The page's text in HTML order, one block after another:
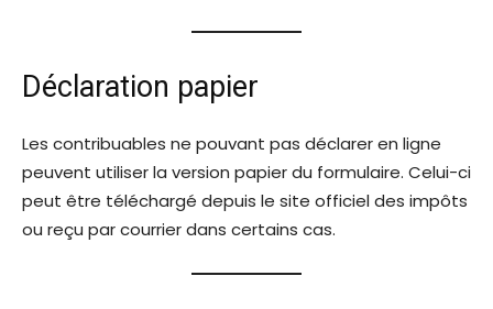
Déclaration papier
Les contribuables ne pouvant pas déclarer en ligne
peuvent utiliser la version papier du formulaire. Celui-ci
peut être téléchargé depuis le site officiel des impôts
ou reçu par courrier dans certains cas.